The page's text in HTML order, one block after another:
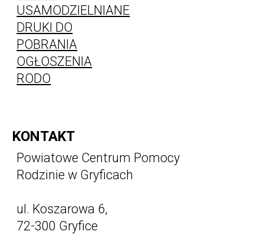
USAMODZIELNIANE
DRUKI DO
POBRANIA
OGŁOSZENIA
RODO
KONTAKT
Powiatowe Centrum Pomocy
Rodzinie w Gryficach
ul. Koszarowa 6,
72-300 Gryfice